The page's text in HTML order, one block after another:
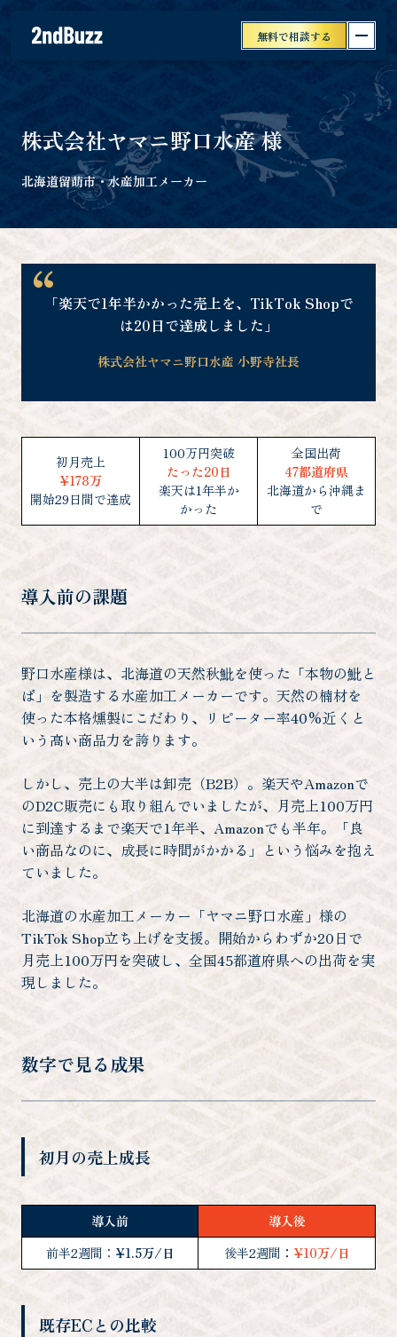
無料で相談する
株式会社ヤマニ野口水産 様
北海道留萌市・水産加工メーカー
「楽天で1年半かかった売上を、 TikTok Shopで
は20日で達成しました」
株式会社ヤマニ野口水産 小野寺社長
初月売上
¥178万
開始29日間で達成
100万円突破
たった20日
楽天は1年半か
かった
全国出荷
47都道府県
北海道から沖縄ま
で
導入前の課題
野口水産様は、北海道の天然秋魮を使った「本物の魮と
ば」を製造する水産加工メーカーです。天然の楠材を
使った本格燻製にこだわり、リピーター率40%近くと
いう高い商品力を誇ります。
しかし、売上の大半は卸売（B2B）。楽天やAmazonで
のD2C販売にも取り組んでいましたが、月売上100万円
に到達するまで楽天で1年半、Amazonでも半年。「良
い商品なのに、成長に時間がかかる」という悩みを抱え
ていました。
北海道の水産加工メーカー「ヤマニ野口水産」様の
TikTok Shop立ち上げを支援。開始からわずか20日で
月売上100万円を突破し、全国45都道府県への出荷を実
現しました。
数字で見る成果
初月の売上成長
導入前
導入後
前半2週間： ¥1.5万/日 後半2週間 ： ¥10万/日
既存ECとの比較